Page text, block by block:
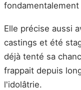
Elle précise aussi
castings et été
déjà tenté sa
frappait depuis
l'idolâtrie.